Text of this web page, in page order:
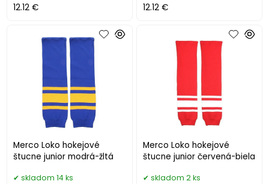
12.12 € 12.12 €
Merco Loko hokejové
štucne junior modrá-žltá
skladom 14 ks
Merco Loko hokejové
štucne junior červená-biela
skladom 2 ks